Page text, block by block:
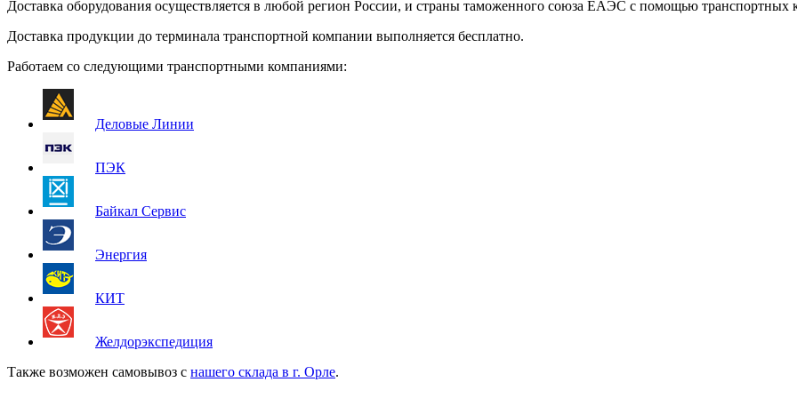
Доставка оборудования осуществляется в любой регион России, и страны таможенного союза ЕАЭС с помощью транспортных
Доставка продукции до терминала транспортной компании выполняется бесплатно.
Работаем со следующими транспортными компаниями:
Деловые Линии
ПЭК
Байкал Сервис
Энергия
КИТ
Желдорэкспедиция
Также возможен самовывоз с нашего склада в г. Орле.